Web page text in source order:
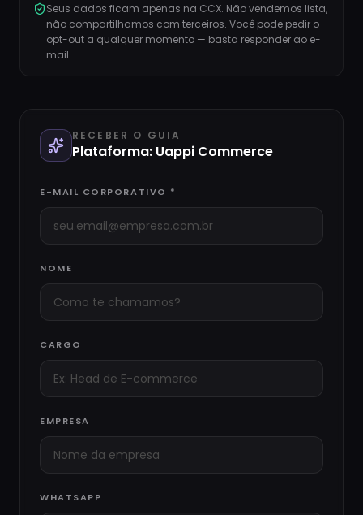
Seus dados ficam apenas na CCX. Não vendemos lista,
não compartilhamos com terceiros. Você pode pedir o
opt-out a qualquer momento — basta responder ao e-
mail.
RECEBER O GUIA
Plataforma: Uappi Commerce
E-MAIL CORPORATIVO *
NOME
CARGO
EMPRESA
WHATSAPP